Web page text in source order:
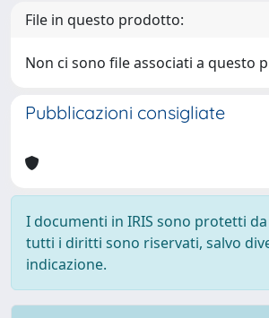
File in questo prodotto:
Non ci sono file associati a questo
Pubblicazioni consigliate
I documenti in IRIS sono protetti
tutti i diritti sono riservati, salvo
indicazione.